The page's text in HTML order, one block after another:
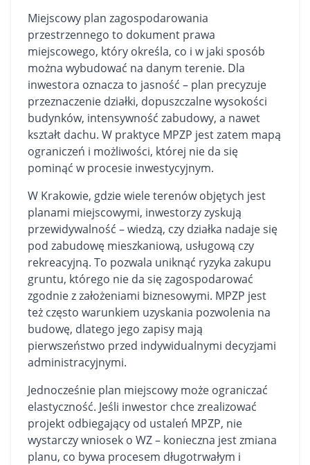
Miejscowy plan zagospodarowania
przestrzennego to dokument prawa
miejscowego, który określa, co i w jaki sposób
można wybudować na danym terenie. Dla
inwestora oznacza to jasność – plan precyzuje
przeznaczenie działki, dopuszczalne wysokości
budynków, intensywność zabudowy, a nawet
kształt dachu. W praktyce MPZP jest zatem mapą
ograniczeń i możliwości, której nie da się
pominąć w procesie inwestycyjnym.
W Krakowie, gdzie wiele terenów objętych jest
planami miejscowymi, inwestorzy zyskują
przewidywalność – wiedzą, czy działka nadaje się
pod zabudowę mieszkaniową, usługową czy
rekreacyjną. To pozwala uniknąć ryzyka zakupu
gruntu, którego nie da się zagospodarować
zgodnie z założeniami biznesowymi. MPZP jest
też często warunkiem uzyskania pozwolenia na
budowę, dlatego jego zapisy mają
pierwszeństwo przed indywidualnymi decyzjami
administracyjnymi.
Jednocześnie plan miejscowy może ograniczać
elastyczność. Jeśli inwestor chce zrealizować
projekt odbiegający od ustaleń MPZP, nie
wystarczy wniosek o WZ – konieczna jest zmiana
planu, co bywa procesem długotrwałym i